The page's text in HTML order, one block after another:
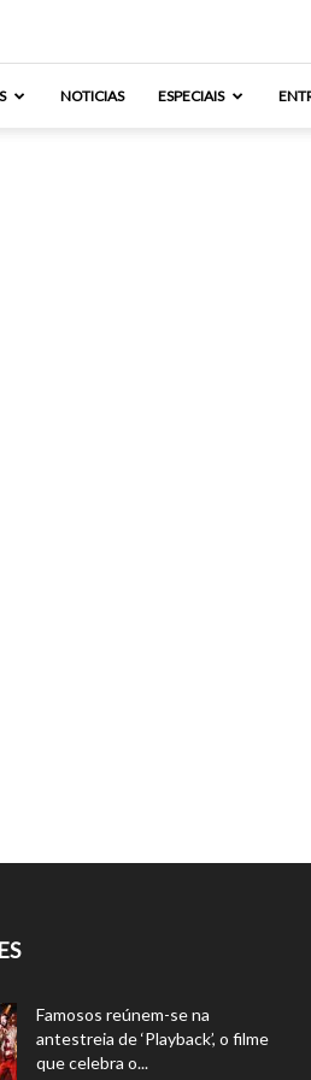
NOTICIAS ESPECIAIS
Famosos reúnem-se na
antestreia de ‘Playback’, o filme
que celebra o...